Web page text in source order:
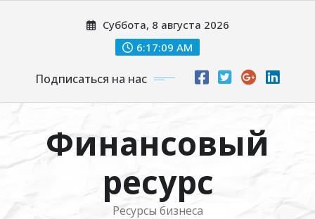
Суббота, 8 августа 2026
6:17:10 AM
Подписаться на нас
Финансовый
ресурс
Ресурсы бизнеса